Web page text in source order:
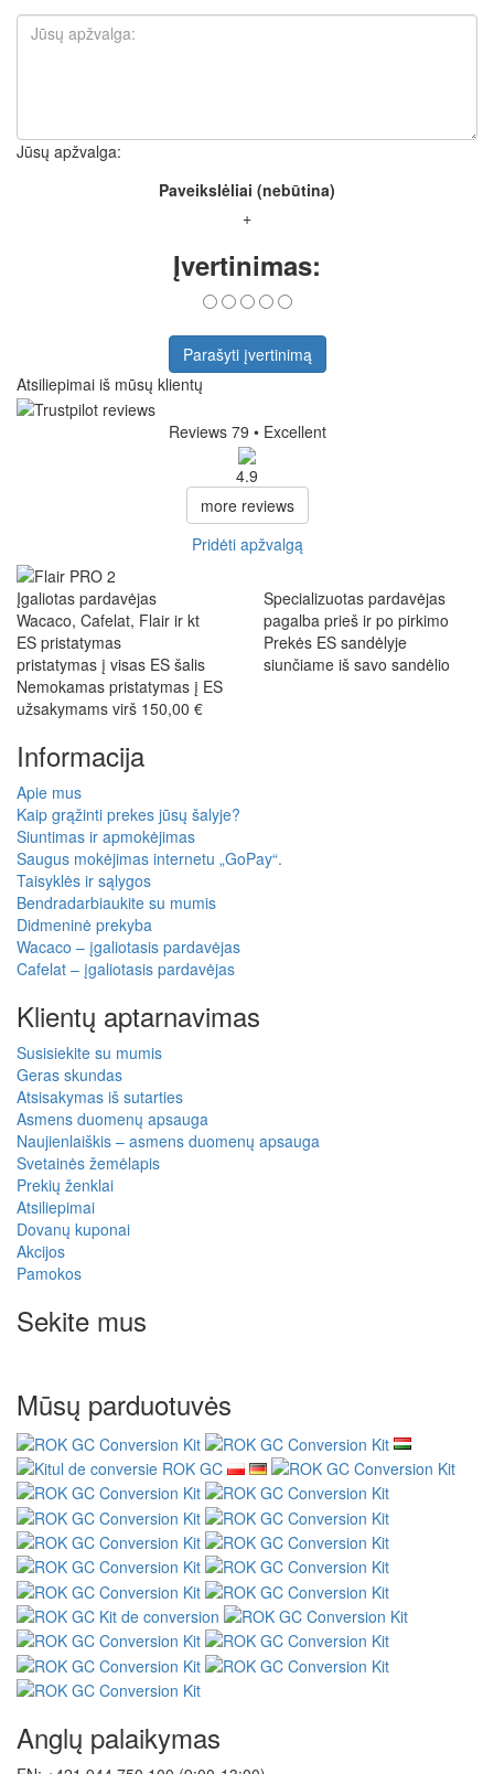
Jūsų apžvalga:
Paveikslėliai (nebūtina)
+
Įvertinimas:
Parašyti įvertinimą
Atsiliepimai iš mūsų klientų
Reviews 79 • Excellent
4.9
more reviews
Pridėti apžvalgą
Įgaliotas pardavėjas
Wacaco, Cafelat, Flair ir kt
Specializuotas pardavėjas
pagalba prieš ir po pirkimo
ES pristatymas
pristatymas į visas ES šalis
Prekės ES sandėlyje
siunčiame iš savo sandėlio
Nemokamas pristatymas į ES
užsakymams virš 150,00 €
Informacija
Apie mus
Kaip grąžinti prekes jūsų šalyje?
Siuntimas ir apmokėjimas
Saugus mokėjimas internetu „GoPay“.
Taisyklės ir sąlygos
Bendradarbiaukite su mumis
Didmeninė prekyba
Wacaco – įgaliotasis pardavėjas
Cafelat – įgaliotasis pardavėjas
Klientų aptarnavimas
Susisiekite su mumis
Geras skundas
Atsisakymas iš sutarties
Asmens duomenų apsauga
Naujienlaiškis – asmens duomenų apsauga
Svetainės žemėlapis
Prekių ženklai
Atsiliepimai
Dovanų kuponai
Akcijos
Pamokos
Sekite mus
Mūsų parduotuvės
Anglų palaikymas